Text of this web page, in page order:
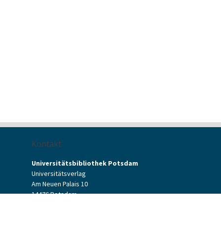
Kontakt
Universitätsbibliothek Potsdam
Universitätsverlag
Am Neuen Palais 10
14476 Potsdam